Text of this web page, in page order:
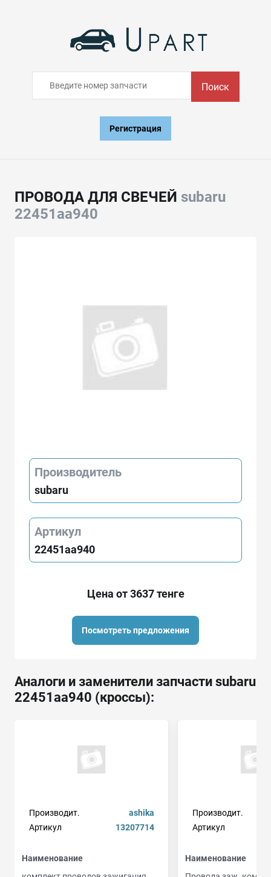
Поиск
Регистрация
ПРОВОДА ДЛЯ СВЕЧЕЙ subaru
22451aa940
Производитель
subaru
Артикул
22451aa940
Цена от 3637 тенге
Посмотреть предложения
Аналоги и заменители запчасти subaru
22451aa940 (кроссы):
Производит.
ashika
Артикул
13207714
Наименование
Производит.
Артикул
Наименование